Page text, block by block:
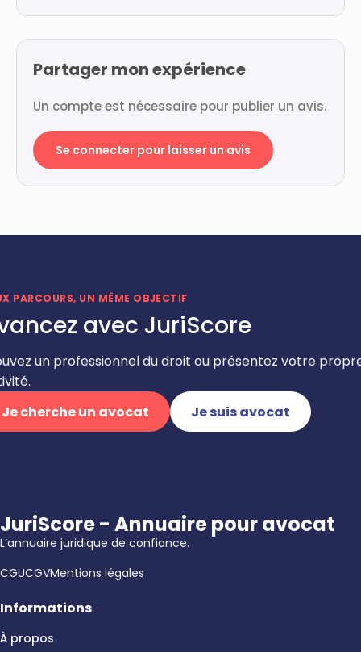
Partager mon expérience
Un compte est nécessaire pour publier un avis.
Se connecter pour laisser un avis
PARCOURS, UN MÊME OBJECTIF
avec JuriScore
un professionnel du droit ou présentez votre
Je cherche un avocat
Je suis avocat
JuriScore - Annuaire pour avocat
L’annuaire juridique de confiance.
CGUCGVMentions légales
Informations
À propos